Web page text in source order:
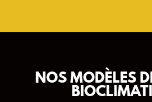
NOS MODÈLES